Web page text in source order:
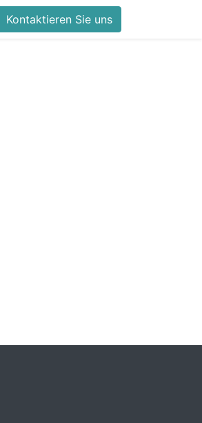
Kontaktieren Sie uns